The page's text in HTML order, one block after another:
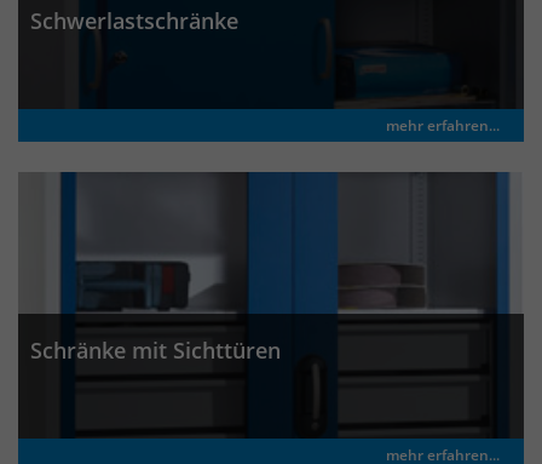
Schwerlastschränke
mehr erfahren...
Schränke mit Sichttüren
mehr erfahren...